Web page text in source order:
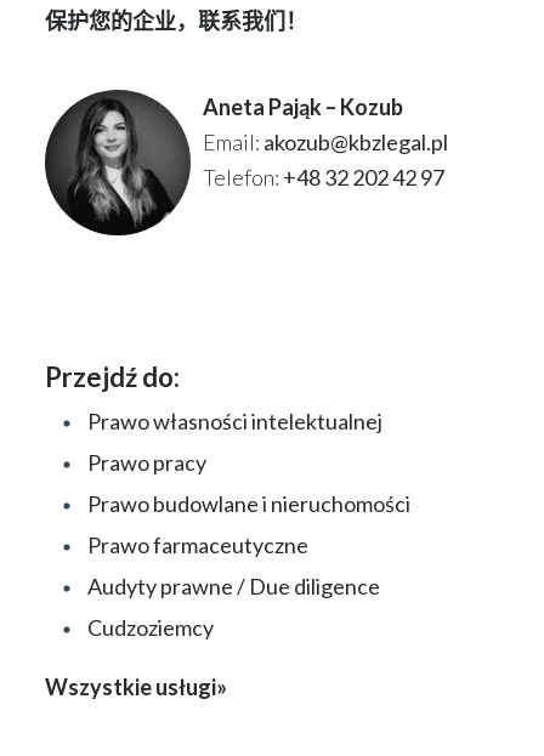
保护您的企业，联系我们！
Aneta Pająk – Kozub
Email: akozub@kbzlegal.pl
Telefon: +48 32 202 42 97
Przejdź do:
Prawo własności intelektualnej
Prawo pracy
Prawo budowlane i nieruchomości
Prawo farmaceutyczne
Audyty prawne / Due diligence
Cudzoziemcy
Wszystkie usługi»